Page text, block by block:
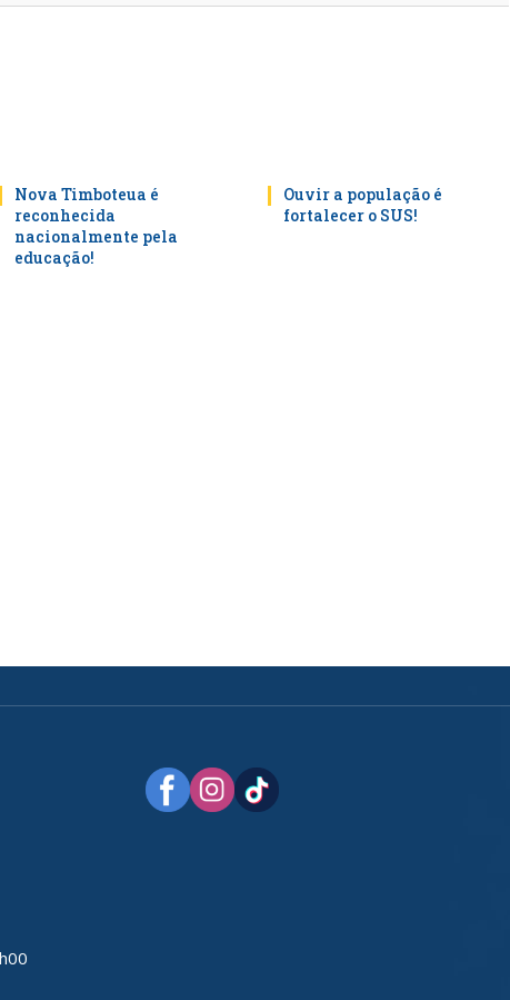
Nova Timboteua é
reconhecida
nacionalmente pela
educação!
Ouvir a população é
fortalecer o SUS!